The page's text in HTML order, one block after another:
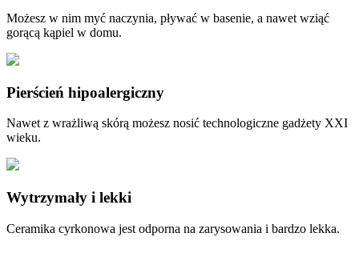
Możesz w nim myć naczynia, pływać w basenie, a nawet wziąć
gorącą kąpiel w domu.
Pierścień hipoalergiczny
Nawet z wrażliwą skórą możesz nosić technologiczne gadżety XXI
wieku.
Wytrzymały i lekki
Ceramika cyrkonowa jest odporna na zarysowania i bardzo lekka.